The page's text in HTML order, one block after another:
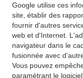
Google utilise ces
site, établir des
fournir d'autres
web et d'Internet.
navigateur dans le
fusionnée avec
Vous pouvez
paramétrant le